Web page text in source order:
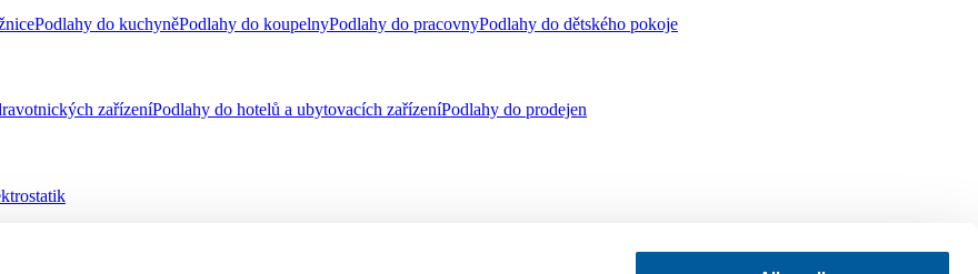
Podlahy do kuchyněPodlahy do koupelnyPodlahy do pracovnyPodlahy do dětského pokoje
zařízeníPodlahy do hotelů a ubytovacích zařízeníPodlahy do prodejen